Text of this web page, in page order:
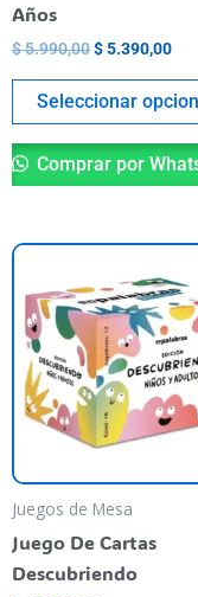
Años
$5.990,00$5.390,00
Seleccionar
Comprar por
Juegos de Mesa
Juego De Cartas
Descubriendo